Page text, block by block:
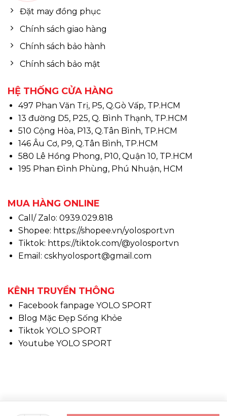
Đặt may đồng phục
Chính sách giao hàng
Chính sách bảo hành
Chính sách bảo mật
HỆ THỐNG CỬA HÀNG
497 Phan Văn Trị, P5, Q.Gò Vấp, TP.HCM
13 đường D5, P25, Q. Bình Thạnh, TP.HCM
510 Cộng Hòa, P13, Q.Tân Bình, TP.HCM
146 Âu Cơ, P9, Q.Tân Bình, TP.HCM
580 Lê Hồng Phong, P10, Quận 10, TP.HCM
195 Phan Đình Phùng, Phú Nhuận, HCM
MUA HÀNG ONLINE
Call/ Zalo: 0939.029.818
Shopee: https://shopee.vn/yolosport.vn
Tiktok: https://tiktok.com/@yolosportvn
Email: cskhyolosport@gmail.com
KÊNH TRUYỀN THÔNG
Facebook fanpage YOLO SPORT
Blog Mặc Đẹp Sống Khỏe
Tiktok YOLO SPORT
Youtube YOLO SPORT